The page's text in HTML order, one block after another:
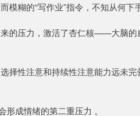
模糊的“写作业”指令，不知从何下
的压力，激活了杏仁核——大脑的
择性注意和持续性注意能力远未
成情绪的第二重压力 。